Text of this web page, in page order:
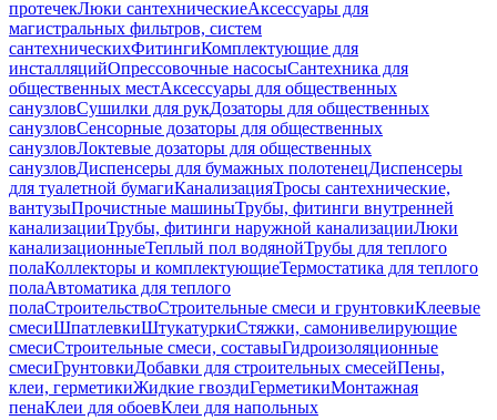
протечекЛюки сантехническиеАксессуары для
магистральных фильтров, систем
сантехническихФитингиКомплектующие для
инсталляцийОпрессовочные насосыСантехника для
общественных местАксессуары для общественных
санузловСушилки для рукДозаторы для общественных
санузловСенсорные дозаторы для общественных
санузловЛоктевые дозаторы для общественных
санузловДиспенсеры для бумажных полотенецДиспенсеры
для туалетной бумагиКанализацияТросы сантехнические,
вантузыПрочистные машиныТрубы, фитинги внутренней
канализацииТрубы, фитинги наружной канализацииЛюки
канализационныеТеплый пол водянойТрубы для теплого
полаКоллекторы и комплектующиеТермостатика для теплого
полаАвтоматика для теплого
полаСтроительствоСтроительные смеси и грунтовкиКлеевые
смесиШпатлевкиШтукатуркиСтяжки, самонивелирующие
смесиСтроительные смеси, составыГидроизоляционные
смесиГрунтовкиДобавки для строительных смесейПены,
клеи, герметикиЖидкие гвоздиГерметикиМонтажная
пенаКлеи для обоевКлеи для напольных